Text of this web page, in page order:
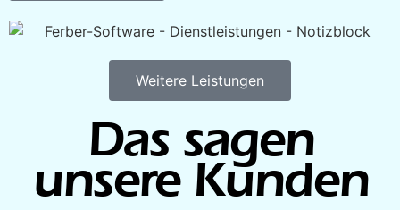
Weitere Leistungen
Das sagen
unsere Kunden